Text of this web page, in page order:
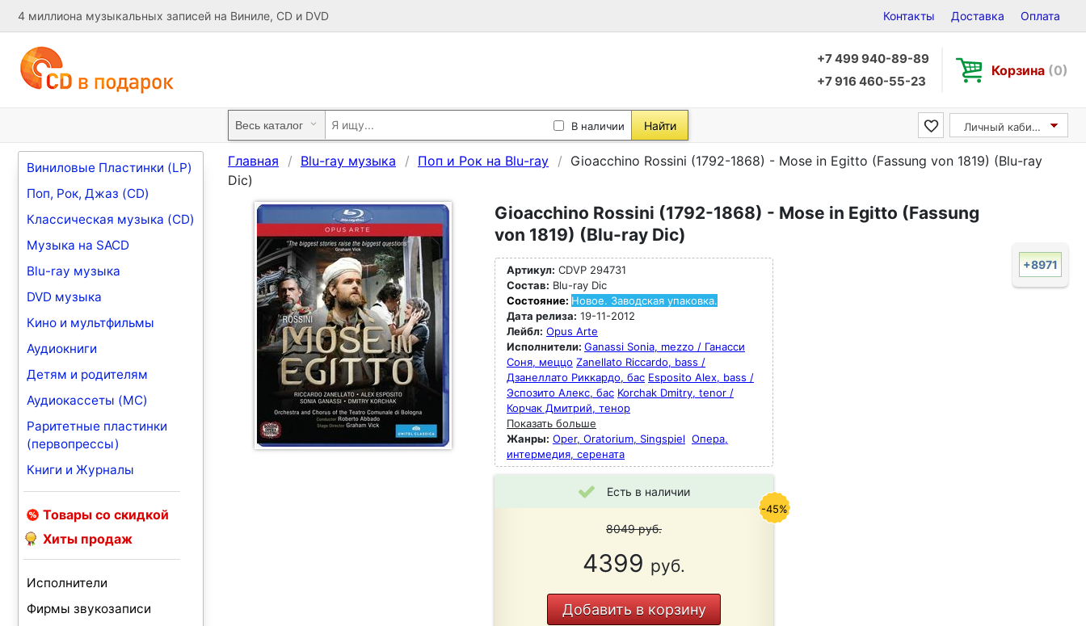
4 миллиона музыкальных записей на Виниле, CD и DVD Контакты Доставка Оплата
+7 499 940-89-89
+7 916 460-55-23
Корзина (0)
В наличии Найти Личный кабинет
Виниловые Пластинки (LP)
Поп, Рок, Джаз (CD)
Классическая музыка (CD)
Музыка на SACD
Blu-ray музыка
DVD музыка
Кино и мультфильмы
Аудиокниги
Детям и родителям
Аудиокассеты (MC)
Раритетные пластинки
(первопрессы)
Книги и Журналы
Товары со скидкой
Хиты продаж
Исполнители
Фирмы звукозаписи
Главная Blu-ray музыка Поп и Рок на Blu-ray
Gioacchino Rossini (1792-1868) - Mose in Egitto (Fassung von 1819) (Blu-ray
Dic)
Gioacchino Rossini (1792-1868) - Mose in Egitto (Fassung
von 1819) (Blu-ray Dic)
Артикул: CDVP 294731
Состав: Blu-ray Dic
Состояние: Новое. Заводская упаковка.
Дата релиза: 19-11-2012
Лейбл: Opus Arte
Исполнители: Ganassi Sonia, mezzo / Ганасси
Соня, меццо Zanellato Riccardo, bass /
Дзанеллато Риккардо, бас Esposito Alex, bass /
Эспозито Алекс, бас Korchak Dmitry, tenor /
Корчак Дмитрий, тенор
Показать больше
Жанры: Oper, Oratorium, Singspiel Опера,
интермедия, серената
Есть в наличии
8049руб.
4399 руб.
Добавить в корзину
-45%
+8971